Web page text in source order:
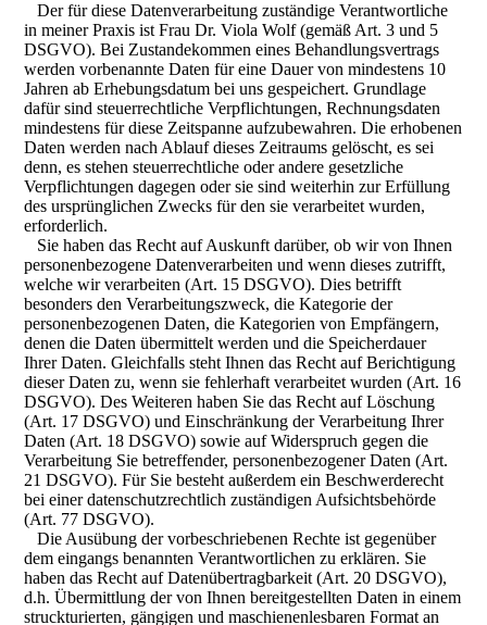
Der für diese Datenverarbeitung zuständige Verantwortliche
in meiner Praxis ist Frau Dr. Viola Wolf (gemäß Art. 3 und 5
DSGVO). Bei Zustandekommen eines Behandlungsvertrags
werden vorbenannte Daten für eine Dauer von mindestens 10
Jahren ab Erhebungsdatum bei uns gespeichert. Grundlage
dafür sind steuerrechtliche Verpflichtungen, Rechnungsdaten
mindestens für diese Zeitspanne aufzubewahren. Die erhobenen
Daten werden nach Ablauf dieses Zeitraums gelöscht, es sei
denn, es stehen steuerrechtliche oder andere gesetzliche
Verpflichtungen dagegen oder sie sind weiterhin zur Erfüllung
des ursprünglichen Zwecks für den sie verarbeitet wurden,
erforderlich.
Sie haben das Recht auf Auskunft darüber, ob wir von Ihnen
personenbezogene Datenverarbeiten und wenn dieses zutrifft,
welche wir verarbeiten (Art. 15 DSGVO). Dies betrifft
besonders den Verarbeitungszweck, die Kategorie der
personenbezogenen Daten, die Kategorien von Empfängern,
denen die Daten übermittelt werden und die Speicherdauer
Ihrer Daten. Gleichfalls steht Ihnen das Recht auf Berichtigung
dieser Daten zu, wenn sie fehlerhaft verarbeitet wurden (Art. 16
DSGVO). Des Weiteren haben Sie das Recht auf Löschung
(Art. 17 DSGVO) und Einschränkung der Verarbeitung Ihrer
Daten (Art. 18 DSGVO) sowie auf Widerspruch gegen die
Verarbeitung Sie betreffender, personenbezogener Daten (Art.
21 DSGVO). Für Sie besteht außerdem ein Beschwerderecht
bei einer datenschutzrechtlich zuständigen Aufsichtsbehörde
(Art. 77 DSGVO).
Die Ausübung der vorbeschriebenen Rechte ist gegenüber
dem eingangs benannten Verantwortlichen zu erklären. Sie
haben das Recht auf Datenübertragbarkeit (Art. 20 DSGVO),
d.h. Übermittlung der von Ihnen bereitgestellten Daten in einem
struckturierten, gängigen und maschienenlesbaren Format an